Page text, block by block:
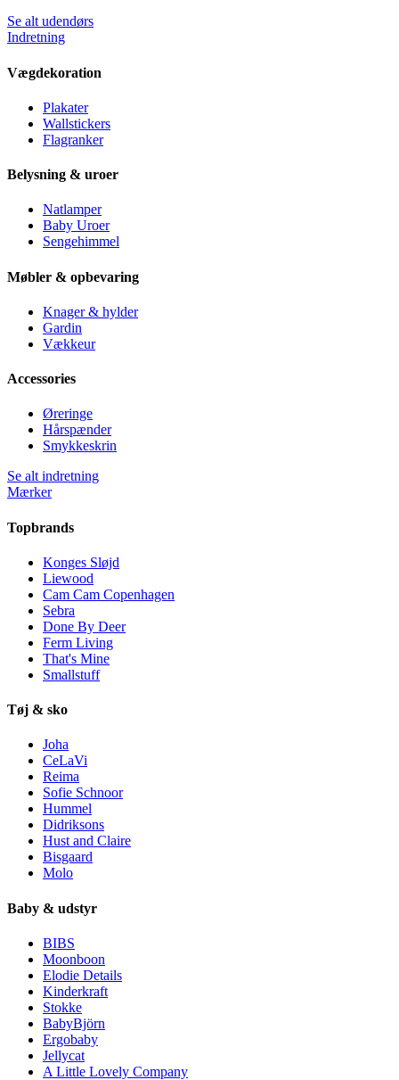
Se alt udendørs
Indretning
Vægdekoration
Plakater
Wallstickers
Flagranker
Belysning & uroer
Natlamper
Baby Uroer
Sengehimmel
Møbler & opbevaring
Knager & hylder
Gardin
Vækkeur
Accessories
Øreringe
Hårspænder
Smykkeskrin
Se alt indretning
Mærker
Topbrands
Konges Sløjd
Liewood
Cam Cam Copenhagen
Sebra
Done By Deer
Ferm Living
That's Mine
Smallstuff
Tøj & sko
Joha
CeLaVi
Reima
Sofie Schnoor
Hummel
Didriksons
Hust and Claire
Bisgaard
Molo
Baby & udstyr
BIBS
Moonboon
Elodie Details
Kinderkraft
Stokke
BabyBjörn
Ergobaby
Jellycat
A Little Lovely Company